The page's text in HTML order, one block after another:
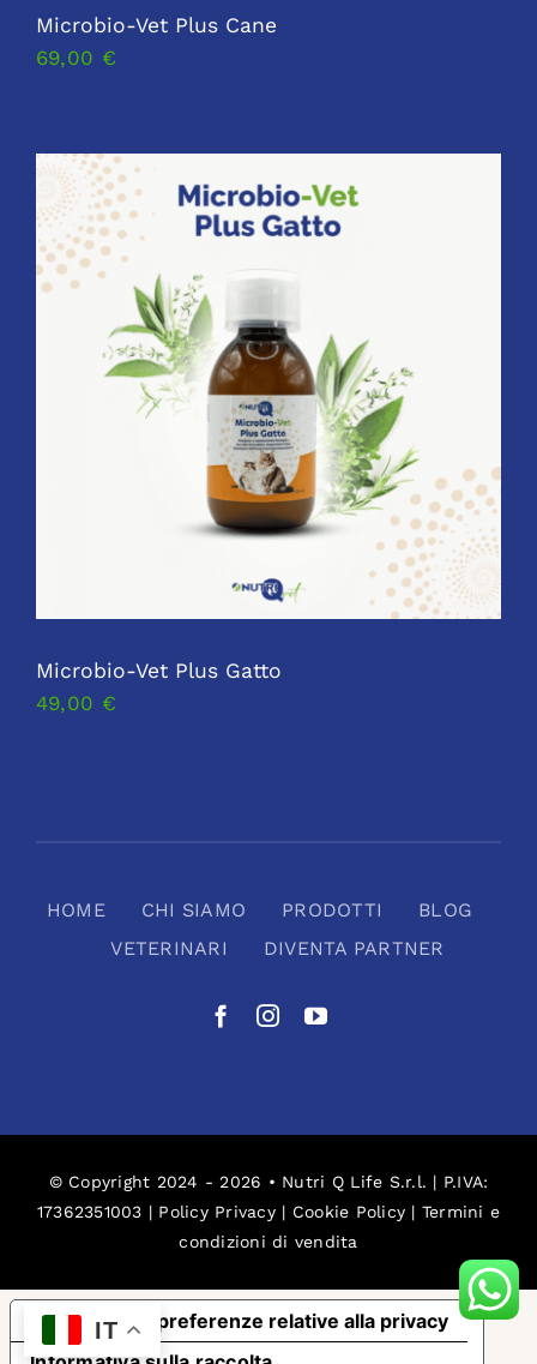
Microbio-Vet Plus Cane
69,00 €
Microbio-Vet Plus Gatto
49,00 €
HOME CHI SIAMO PRODOTTI
BLOG
VETERINARI
DIVENTA PARTNER
© Copyright 2024 - 2026 • Nutri Q Life S.r.l. | P.IVA:
17362351003 | Policy Privacy | Cookie Policy | Termini e
condizioni di vendita
IT
Le tue preferenze relative alla privacy